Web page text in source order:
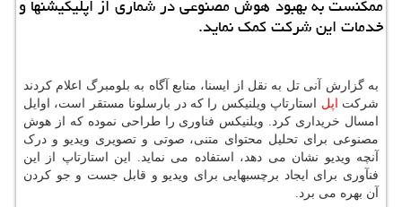
خدمات این شركت كمك نماید.
به گزارش آنی تل به نقل از ایسنا، منابع آگاه به بلومبرگ اعلام کردند
شرکت اپل استارتاپ ویلنیکس را که در بارسلونا مستقر است، اوایل
امسال خریداری کرد. ویلنیکس فناوری را طراحی نموده که از هوش
مصنوعی برای تحلیل محتوای متنی، صوتی و تصویری ویدیو و درک
آنچه ویدیو نشان می دهد، استفاده می نماید. این استارتاپ از این
فنآوری برای ایجاد برچسبهایی برای ویدیو و قابل جست و جو کردن
آن بهره می برد.